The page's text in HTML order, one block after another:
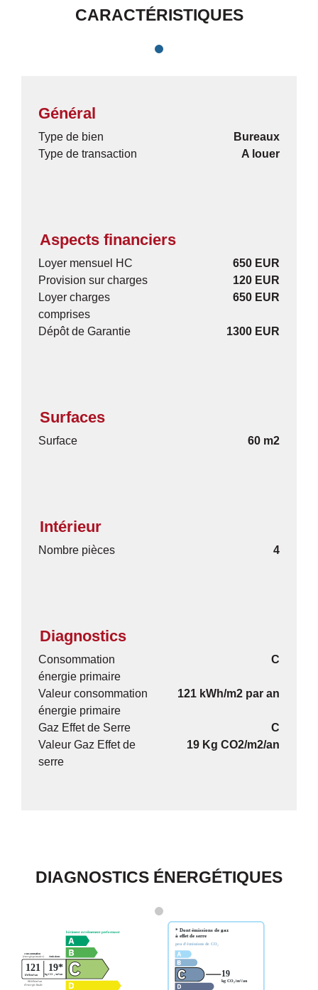
CARACTÉRISTIQUES
Général
Type de bien
Bureaux
Type de transaction
A louer
Aspects financiers
Loyer mensuel HC
650 EUR
Provision sur charges
120 EUR
Loyer charges
comprises
650 EUR
Dépôt de Garantie 1300 EUR
Surfaces
Surface 60 m2
Intérieur
Nombre pièces 4
Diagnostics
Consommation
énergie primaire
C
Valeur consommation
énergie primaire
121 kWh/m2 par an
Gaz Effet de Serre
C
Valeur Gaz Effet de
serre
19 Kg CO2/m2/an
DIAGNOSTICS ÉNERGÉTIQUES